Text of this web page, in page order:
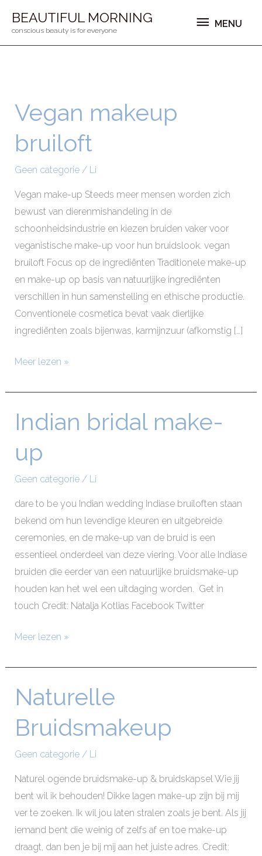
naarBEAUTIFUL MORNING
conscious beauty is for everyone
MENU
MENU
Vegan makeup
bruiloft
Geen categorie/ Li
Vegan make-up Steeds meer mensen worden zich
bewust van dierenmishandeling in de
schoonheidsindustrie en kiezen bruiden vaker voor
veganistische make-up voor hun bruidslook. vegan
bruiloft Focus op de ingrediënten Traditionele make-up
en make-up op basis van natuurlijke ingrediënten
verschillen in hun samenstelling en ethische productie.
Conventionele cosmetica bevat vaak dierlijke
ingrediënten zoals bijenwas, karmijnzuur (afkomstig […]
Vegan
makeup
bruiloft
Meer lezen »
Indian bridal make-
up
Geen categorie/ Li
dare to be you Indian wedding Indiase bruiloften staan ​​
bekend om hun levendige kleuren en uitgebreide
ceremonies, en de make-up van de bruid is een
essentieel onderdeel van deze viering. Voor alle Indiase
bruiden die eerder van een natuurlijke bruidsmake-up
houden kan het wel een uitdaging worden. Get in
touch Credit: Natalja Kotlias Facebook Twitter
Indian
bridal
make-
Meer lezen »
Naturelle
Bruidsmakeup
Geen categorie/ Li
Naturel ogende bruidsmake-up & bruidskapsel Wie jij
bent wil ik behouden! Dikke lagen make-up zijn bij mij
ver te zoeken. Ik wil jou laten stralen zoals je bent. Als jij
iemand bent die weinig of zelfs af en toe make-up
draagt, dan ben je bij mij aan het juiste adres. Credit:
Naturelle
Bruidsmakeup